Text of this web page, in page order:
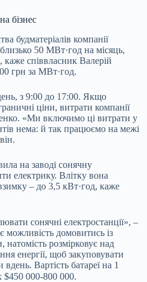
бізнес
будматеріалів компанії
50 МВт·год на місяць,
каже співвласник Валерій
грн за МВт·год.
з 9:00 до 17:00. Якщо
ціни, витрати компанії
«Ми включимо ці витрати у
нема: й так працюємо на межі
на заводі сонячну
електрику. Влітку вона
– до 3,5 кВт·год, каже
сонячні електростанції», –
можливість домовитись із
натомість розмірковує над
енергії, щоб закуповувати
Вартість батареї на 1
$450 000-800 000.